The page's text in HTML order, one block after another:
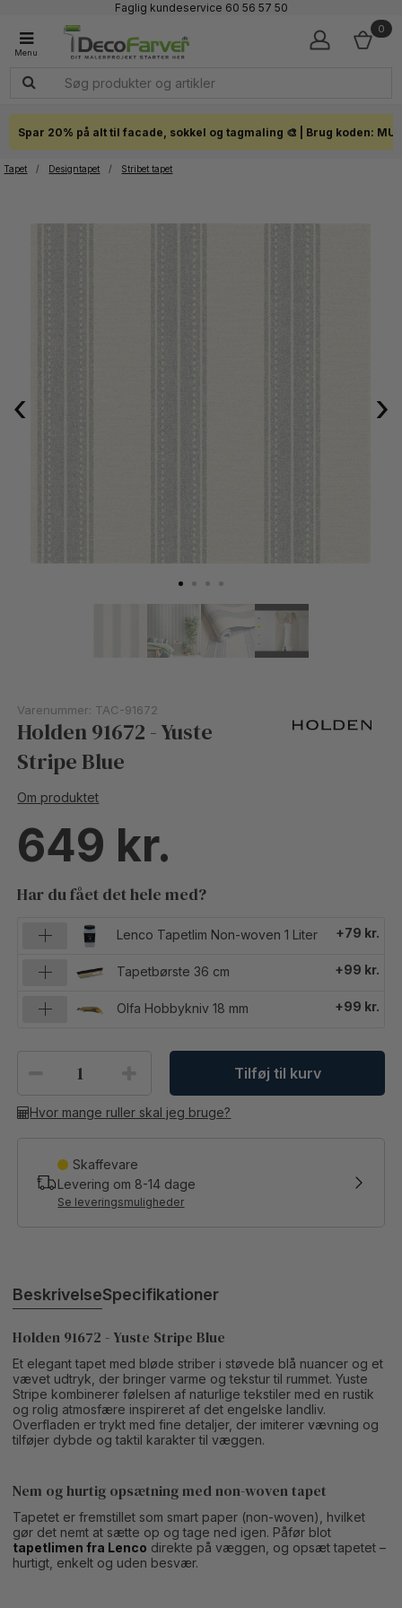
Faglig kundeservice 60 56 57 50
Click & Collect i hele landet
0
Spar 20% på alt til facade, sokkel og tagmaling 🎨 | Brug koden:
Tapet / Designtapet / Stribet tapet
‹ ›
Varenummer: TAC-91672
Holden 91672 - Yuste
Stripe Blue
Om produktet
649
Har du fået det hele med?
Lenco Tapetlim Non-woven 1 Liter +79 kr.
Tapetbørste 36 cm +99 kr.
Olfa Hobbykniv 18 mm +99 kr.
Tilføj til kurv
Hvor mange ruller skal jeg bruge?
Skaffevare
Levering om 8-14 dage
Se leveringsmuligheder
BeskrivelseSpecifikationer
Holden 91672 - Yuste Stripe Blue
Et elegant tapet med bløde striber i støvede blå nuancer og et
vævet udtryk, der bringer varme og tekstur til rummet. Yuste
Stripe kombinerer følelsen af naturlige tekstiler med en rustik
og rolig atmosfære inspireret af det engelske landliv.
Overfladen er trykt med fine detaljer, der imiterer vævning og
tilføjer dybde og taktil karakter til væggen.
Nem og hurtig opsætning med non-woven tapet
Tapetet er fremstillet som smart paper (non-woven), hvilket
gør det nemt at sætte op og tage ned igen. Påfør blot
tapetlimen fra Lenco direkte på væggen, og opsæt tapetet –
hurtigt, enkelt og uden besvær.